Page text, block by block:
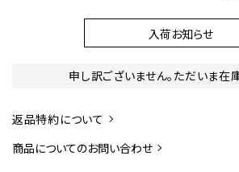
入荷お知らせ
申し訳ございません。ただいま在
返品特約について
商品についてのお問い合わせ